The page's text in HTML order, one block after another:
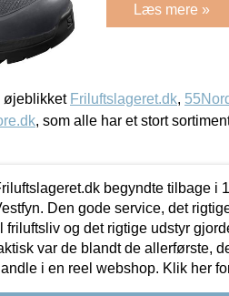
Læs mere »
øjeblikket Friluftslageret.dk,
, som alle har et stort
begyndte tilbage i
Den gode service, det
friluftsliv og det rigtige udstyr
var de blandt de allerførste,
i en reel webshop. Klik her